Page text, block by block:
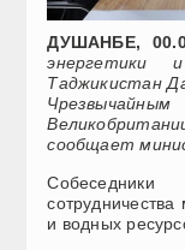
ДУШАНБЕ,
энергетики
Таджикистан
сообщает
и водных